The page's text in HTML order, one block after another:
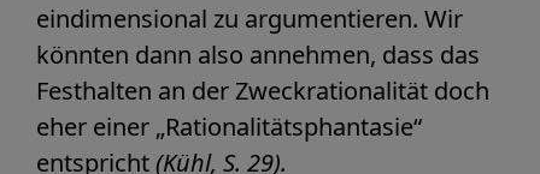
eindimensional zu argumentieren. Wir
könnten dann also annehmen, dass das
Festhalten an der Zweckrationalität doch
eher einer „Rationalitätsphantasie“
entspricht(Kühl, S. 29).